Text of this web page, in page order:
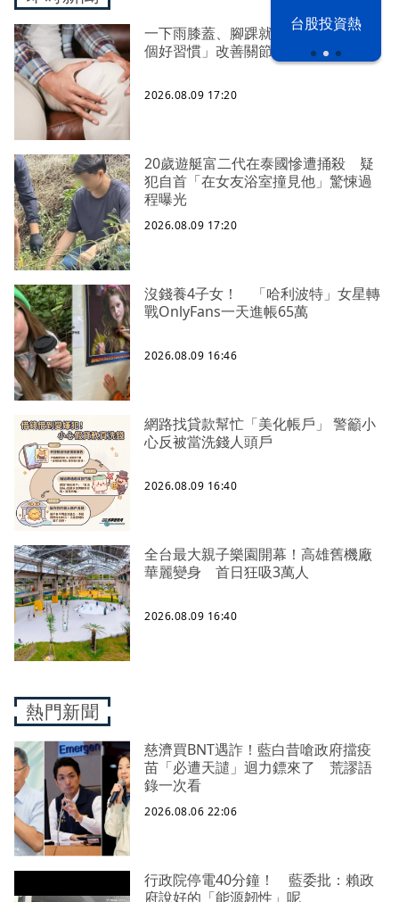
漢光42演習 台股投資熱
一下雨膝蓋、腳踝就痛？ 中醫授「4
個好習慣」改善關節不適
2026.08.09 17:20
20歲遊艇富二代在泰國慘遭捅殺 疑
犯自首「在女友浴室撞見他」驚悚過
程曝光
2026.08.09 17:20
沒錢養4子女！ 「哈利波特」女星轉
戰OnlyFans一天進帳65萬
2026.08.09 16:46
網路找貸款幫忙「美化帳戶」 警籲小
心反被當洗錢人頭戶
2026.08.09 16:40
全台最大親子樂園開幕！高雄舊機廠
華麗變身 首日狂吸3萬人
2026.08.09 16:40
熱門新聞
慈濟買BNT遇詐！藍白昔嗆政府擋疫
苗「必遭天譴」迴力鏢來了 荒謬語
錄一次看
2026.08.06 22:06
行政院停電40分鐘！ 藍委批：賴政
府說好的「能源韌性」呢